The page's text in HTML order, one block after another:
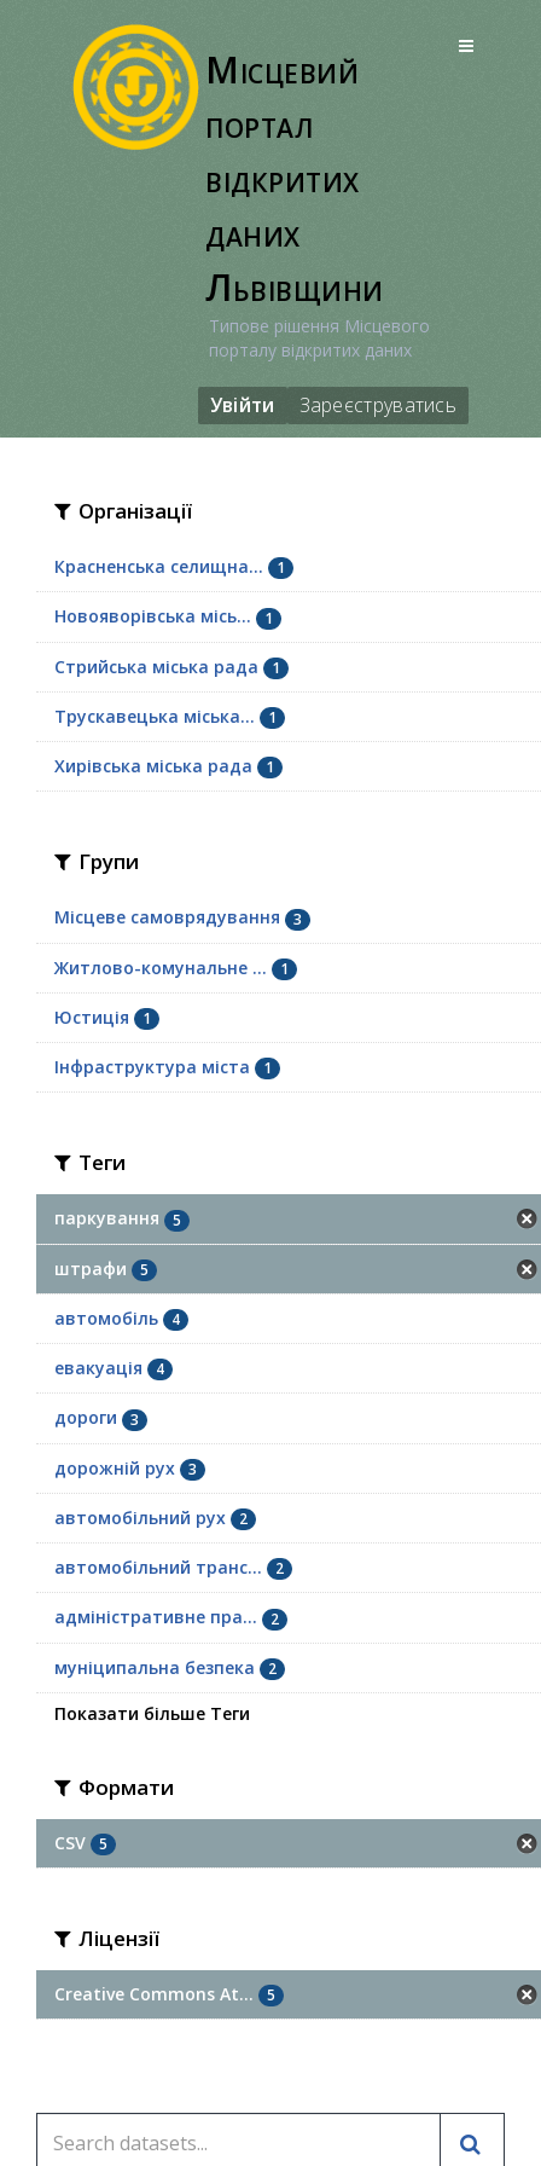
Місцевий
портал
відкритих
даних
Львівщини
Типове рішення Місцевого
порталу відкритих даних
Увійти Зареєструватись
Організації
Красненська селищна... 1
Новояворівська місь... 1
Стрийська міська рада 1
Трускавецька міська... 1
Хирівська міська рада 1
Групи
Місцеве самоврядування 3
Житлово-комунальне ... 1
Юстиція 1
Інфраструктура міста 1
Теги
паркування 5
штрафи 5
автомобіль 4
евакуація 4
дороги 3
дорожній рух 3
автомобільний рух 2
автомобільний транс... 2
адміністративне пра... 2
муніципальна безпека 2
Показати більше Теги
Формати
CSV 5
Ліцензії
Creative Commons At... 5